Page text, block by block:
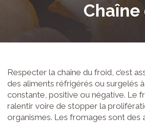
Respecter la chaîne du froid, c’est
des aliments réfrigérés ou surgelés
constante, positive ou négative. Le
ralentir voire de stopper la
organismes. Les fromages sont des